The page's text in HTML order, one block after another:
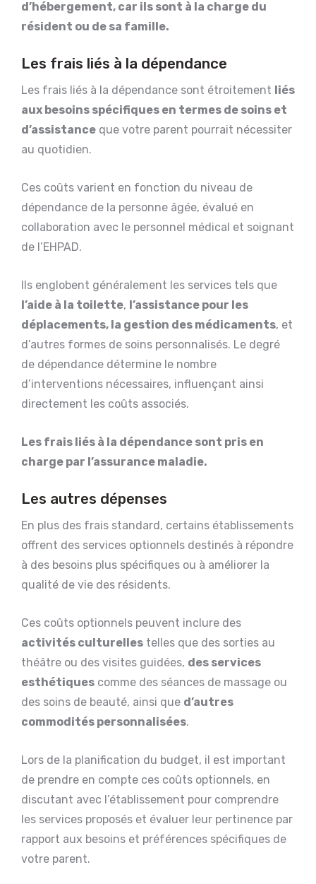
d’hébergement, car ils sont à la charge du
résident ou de sa famille.
Les frais liés à la dépendance
Les frais liés à la dépendance sont étroitement liés
aux besoins spécifiques en termes de soins et
d’assistance que votre parent pourrait nécessiter
au quotidien.
Ces coûts varient en fonction du niveau de
dépendance de la personne âgée, évalué en
collaboration avec le personnel médical et soignant
de l’EHPAD.
Ils englobent généralement les services tels que
l’aide à la toilette, l’assistance pour les
déplacements, la gestion des médicaments, et
d’autres formes de soins personnalisés. Le degré
de dépendance détermine le nombre
d’interventions nécessaires, influençant ainsi
directement les coûts associés.
Les frais liés à la dépendance sont pris en
charge par l’assurance maladie.
Les autres dépenses
En plus des frais standard, certains établissements
offrent des services optionnels destinés à répondre
à des besoins plus spécifiques ou à améliorer la
qualité de vie des résidents.
Ces coûts optionnels peuvent inclure des
activités culturelles telles que des sorties au
théâtre ou des visites guidées, des services
esthétiques comme des séances de massage ou
des soins de beauté, ainsi que d’autres
commodités personnalisées.
Lors de la planification du budget, il est important
de prendre en compte ces coûts optionnels, en
discutant avec l’établissement pour comprendre
les services proposés et évaluer leur pertinence par
rapport aux besoins et préférences spécifiques de
votre parent.